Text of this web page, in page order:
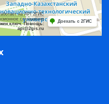
на API 2ГИС
соглашение
ключ. Помощь:
api@2gis.ru
Доехать с 2ГИС